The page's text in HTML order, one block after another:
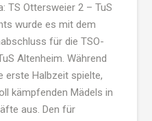
TS Ottersweier 2 – TuS
wurde es mit dem
für die TSO-
Altenheim. Während
erste Halbzeit spielte,
kämpfenden Mädels in
aus. Den für